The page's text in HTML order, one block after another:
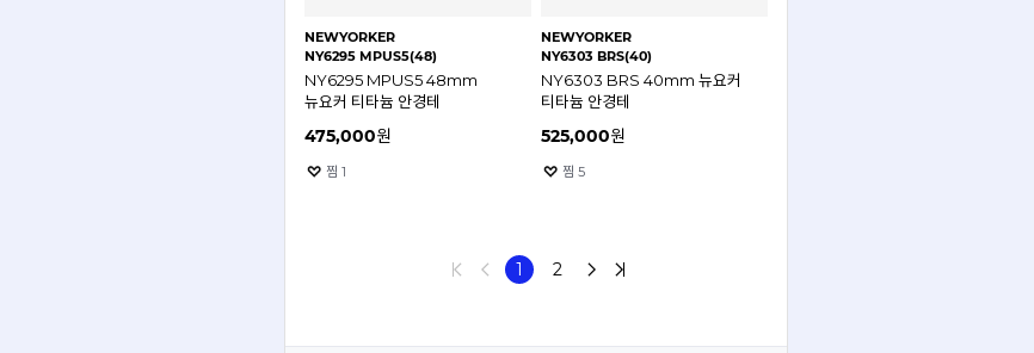
NEWYORKER
NY6295 MPUS5(48)
NY6295 MPUS5 48mm
뉴요커 티타늄 안경테
475,000원
찜 1
NEWYORKER
NY6303 BRS(40)
NY6303 BRS 40mm 뉴요커
티타늄 안경테
525,000원
찜 5
1 2